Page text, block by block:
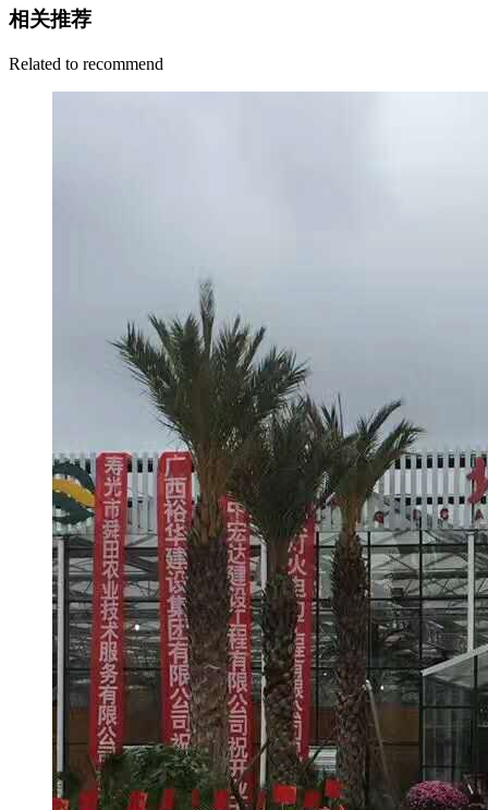
相关推荐
Related to recommend